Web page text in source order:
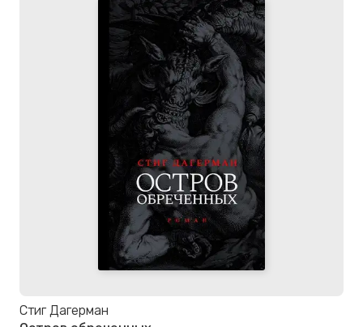
Стиг Дагерман